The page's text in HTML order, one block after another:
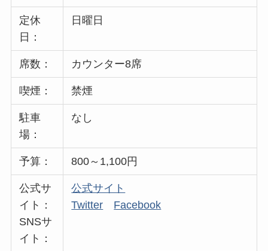
定休
日：
日曜日
席数： カウンター8席
喫煙： 禁煙
駐車
場：
なし
予算： 800～1,100円
公式サ
イト：
SNSサ
イト：
公式サイト
Twitter
Facebook